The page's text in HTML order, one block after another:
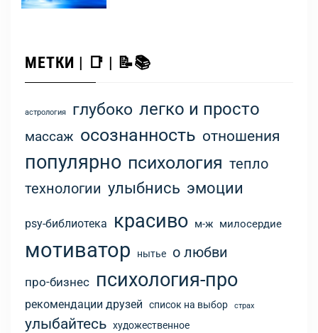
МЕТКИ | 📑 | 📝📚
астрология глубоко легко и просто
массаж осознанность отношения
популярно психология тепло
технологии улыбнись эмоции
psy-библиотека красиво м-ж милосердие
мотиватор нытье о любви
про-бизнес психология-про
рекомендации друзей список на выбор страх
улыбайтесь художественное